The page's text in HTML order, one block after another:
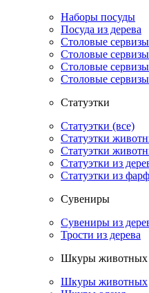
Наборы посуды
Посуда из дерева
Столовые сервизы
Столовые
Столовые
Столовые
Статуэтки
Статуэтки (все)
Статуэтки
Статуэтки
Статуэтки из
Статуэтки из
Сувениры
Сувениры из
Трости из дерева
Шкуры животных
Шкуры животных